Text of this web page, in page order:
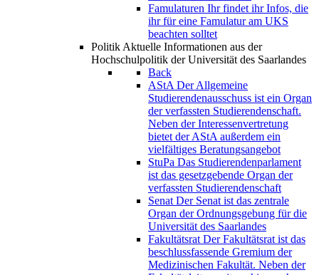
Famulaturen Ihr findet ihr Infos, die
ihr für eine Famulatur am UKS
beachten solltet
PolitikAktuelle Informationen aus der
Hochschulpolitik der Universität des Saarlandes
Back
AStA Der Allgemeine
Studierendenausschuss ist ein Organ
der verfassten Studierendenschaft.
Neben der Interessenvertretung
bietet der AStA außerdem ein
vielfältiges Beratungsangebot
StuPa Das Studierendenparlament
ist das gesetzgebende Organ der
verfassten Studierendenschaft
Senat Der Senat ist das zentrale
Organ der Ordnungsgebung für die
Universität des Saarlandes
Fakultätsrat Der Fakultätsrat ist das
beschlussfassende Gremium der
Medizinischen Fakultät. Neben der